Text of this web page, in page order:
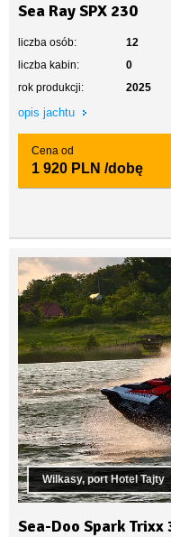
Sea Ray SPX 230
liczba osób:
12
liczba kabin:
0
rok produkcji:
2025
opis jachtu
Cena od
1 920 PLN /dobę
Wilkasy, port Hotel Tajty
Sea-Doo Spark Trixx